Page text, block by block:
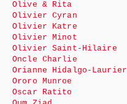
Olive & Rita
Olivier Cyran
Olivier Katre
Olivier Minot
Olivier Saint-Hilaire
Oncle Charlie
Orianne Hidalgo-Laurier
Ororo Munroe
Oscar Ratito